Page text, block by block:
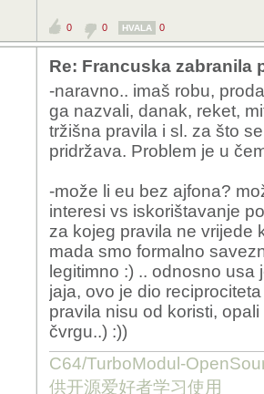
radi, jer ujko je ipak
tj, iz eu, uvjek se gura
poznata-važna, da
prekokanalne kolonije
kontinentalni posjedi
prva eu sila iz
otvoriti kasicu za
prisječam se još u
šampanjcem pa
:))
0 0 HVALA 0
Re: Francuska zabranila
-naravno.. imaš robu,
ga nazvali, danak, reket,
tržišna pravila i sl. za što
pridržava. Problem je u
-može li eu bez ajfona?
interesi vs iskorištavanje
za kojeg pravila ne vrijede
mada smo formalno
legitimno :) .. odnosno
jaja, ovo je dio
pravila nisu od koristi,
čvrgu..) :))
C64/TurboModul-
供开源爱好者学习使用